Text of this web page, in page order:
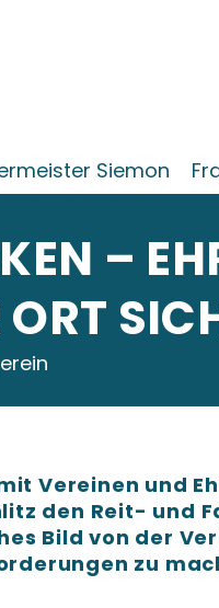
Siemon
–
Vereinen und
den Reit- und
Bild von der
zu